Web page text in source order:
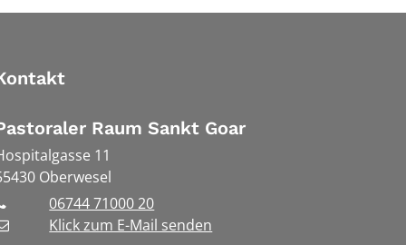
Raum Sankt Goar
11
Oberwesel
06744 71000 20
Klick zum E-Mail senden